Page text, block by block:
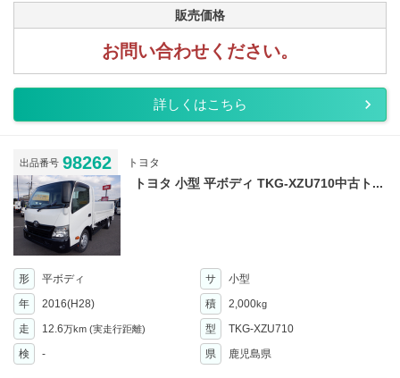
販売価格
お問い合わせください。
詳しくはこちら
出品番号 98262 トヨタ
トヨタ 小型 平ボディ TKG-XZU710中古ト...
形 平ボディ サ
小型
年
2016(H28) 積 2,000kg
走 12.6万km (実走行距離) 型
TKG-XZU710
検
- 県 鹿児島県